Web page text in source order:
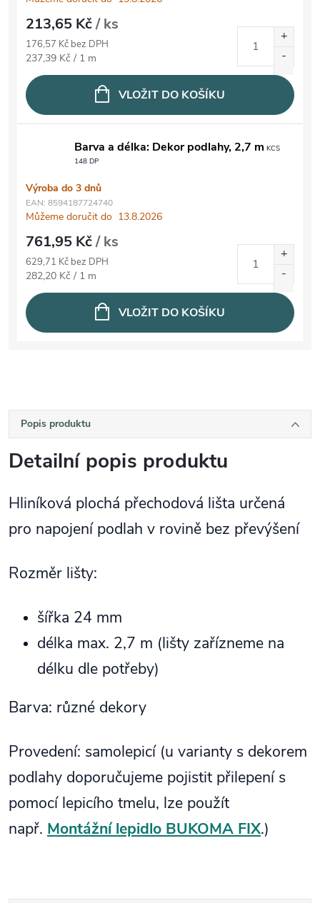
213,65 Kč/ ks
176,57 Kč bez DPH
Měrná cena:
237,39 Kč / 1 m
VLOŽIT DO KOŠÍKU
Barva a délka: Dekor podlahy, 2,7 m KCS
148 DP
Výroba do 3 dnů
EAN: 8594187724740
Můžeme doručit do 13.8.2026
761,95 Kč/ ks
629,71 Kč bez DPH
Měrná cena:
282,20 Kč / 1 m
VLOŽIT DO KOŠÍKU
Popis produktu
Detailní popis produktu
Hliníková plochá přechodová lišta určená
pro napojení podlah v rovině bez převýšení
Rozměr lišty:
šířka 24 mm
délka max. 2,7 m (lišty zařízneme na
délku dle potřeby)
Barva: různé dekory
Provedení: samolepicí (u varianty s dekorem
podlahy doporučujeme pojistit přilepení s
pomocí lepicího tmelu, lze použít
např. Montážní lepidlo BUKOMA FIX.)